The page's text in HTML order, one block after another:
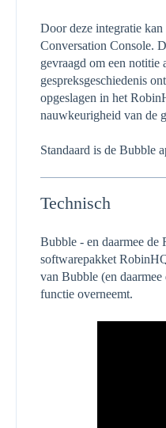
Door deze integratie
Conversation Console.
gevraagd om een ​​notitie
gespreksgeschiedenis
opgeslagen in het
nauwkeurigheid van de
Standaard is de Bubble
Technisch
Bubble - en daarmee
softwarepakket
van Bubble (en
functie overneemt.